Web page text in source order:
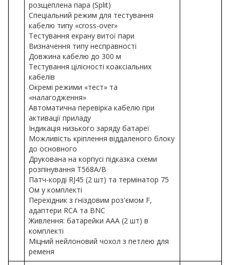
розщеплена пара (Split)
Спеціальний режим для тестування
кабелю типу «cross-over»
Тестування екрану витої пари
Визначення типу несправності
Довжина кабелю до 300 м
Тестування цілісності коаксіальних
кабелів
Окремі режими «тест» та
«налагодження»
Автоматична перевірка кабелю при
активації приладу
Індикація низького заряду батареї
Можливість кріплення віддаленого блоку
до основного
Друкована на корпусі підказка схеми
розпінування T568A/B
Патч-корді RJ45 (2 шт) та термінатор 75
Ом у комплекті
Перехідник з гніздовим роз'ємом F,
адаптери RCA та BNC
Живлення: батарейки ААА (2 шт) в
комплекті
Міцний нейлоновий чохол з петлею для
ременя